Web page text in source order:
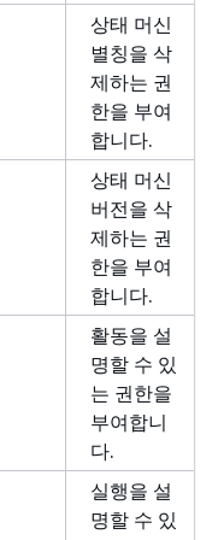
상태 머신
별칭을 삭
제하는 권
한을 부여
합니다.
상태 머신
버전을 삭
제하는 권
한을 부여
합니다.
활동을 설
명할 수 있
는 권한을
부여합니
다.
실행을 설
명할 수 있